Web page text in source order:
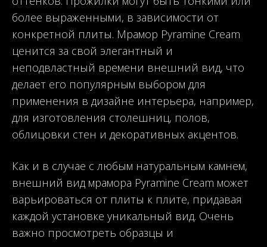
более выраженными, в зависимости от
конкретной плиты. Мрамор Pyramine Cream
ценится за свой элегантный и
неподвластный времени внешний вид, что
делает его популярным выбором для
применения в дизайне интерьера, например,
для изготовления столешниц, полов,
облицовки стен и декоративных акцентов.
Как и в случае с любым натуральным камнем,
внешний вид мрамора Pyramine Cream может
варьироваться от плиты к плите, придавая
каждой установке уникальный вид. Очень
важно просмотреть образцы и